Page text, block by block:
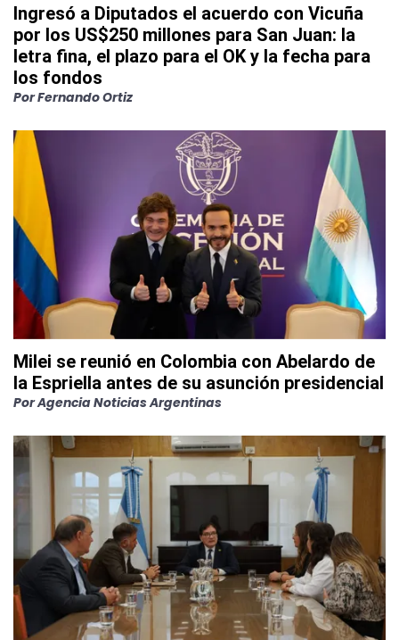
Ingresó a Diputados el acuerdo con Vicuña
por los US$250 millones para San Juan: la
letra fina, el plazo para el OK y la fecha para
los fondos
PorFernando Ortiz
Milei se reunió en Colombia con Abelardo de
la Espriella antes de su asunción presidencial
PorAgencia Noticias Argentinas